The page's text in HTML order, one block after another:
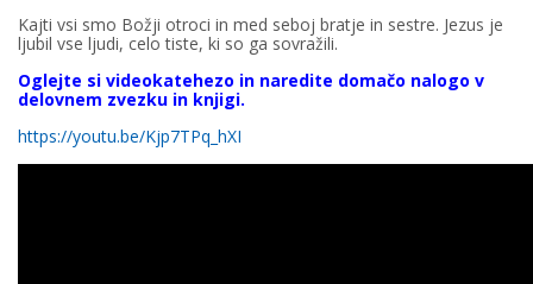
Kajti vsi smo Božji otroci in med seboj bratje in sestre. Jezus je
ljubil vse ljudi, celo tiste, ki so ga sovražili.
Oglejte si videokatehezo in naredite domačo nalogo v
delovnem zvezku in knjigi.
https://youtu.be/Kjp7TPq_hXI